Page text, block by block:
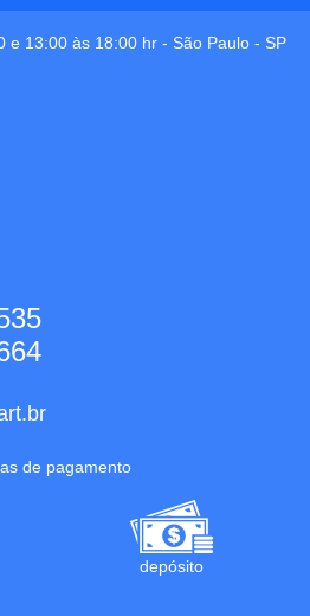
e 13:00 às 18:00 hr - São Paulo - SP
de pagamento
depósito